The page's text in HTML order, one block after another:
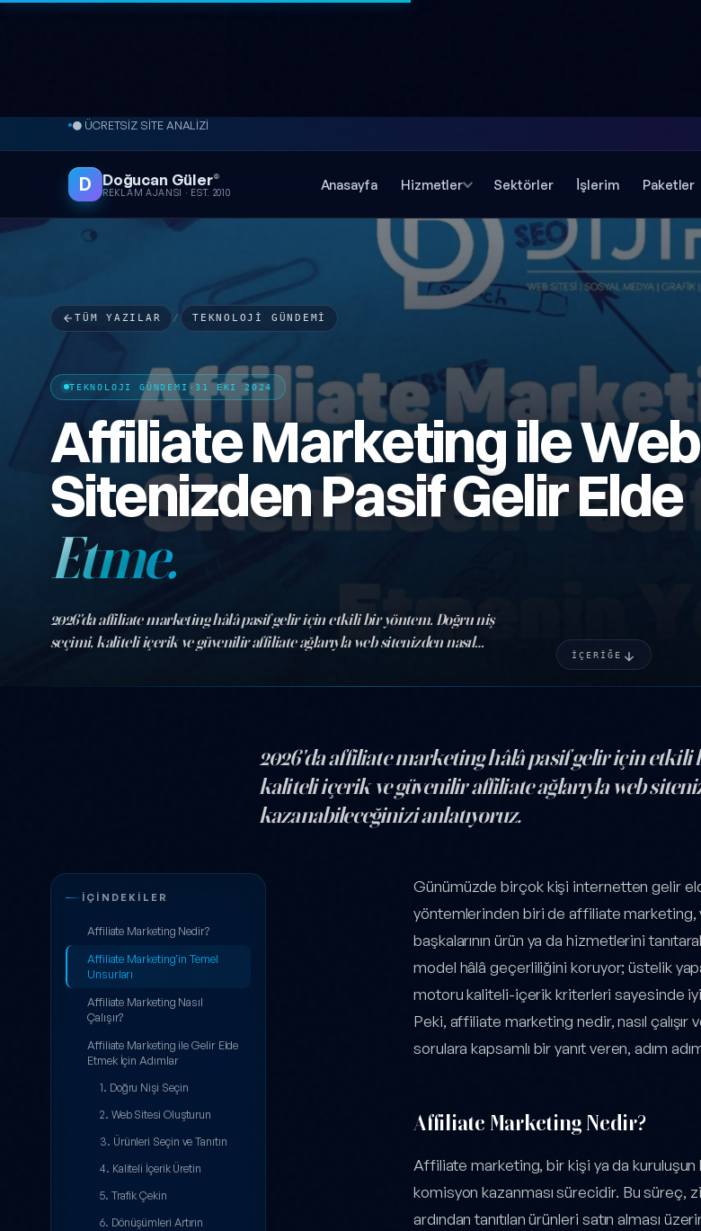
İçeriğe atla● ÜCRETSİZ SİTE ANALİZİ
D Doğucan Güler®
REKLAM AJANSI · EST. 2010
Anasayfa Hizmetler Sektörler İşlerim Paketler
TÜM YAZILAR / TEKNOLOJI GÜNDEMI
TEKNOLOJI GÜNDEMI ·31 EKI 2024
Affiliate Marketing ile Web
Sitenizden Pasif Gelir Elde
Etme.
2026'da affiliate marketing hâlâ pasif gelir için etkili bir yöntem. Doğru niş
seçimi, kaliteli içerik ve güvenilir affiliate ağlarıyla web sitenizden nasıl
İÇERİĞE
2026'da affiliate marketing hâlâ pasif gelir için etkili
kaliteli içerik ve güvenilir affiliate ağlarıyla web
kazanabileceğinizi anlatıyoruz.
İÇINDEKILER
Affiliate Marketing Nedir?
Affiliate Marketing'in Temel
Unsurları
Affiliate Marketing Nasıl
Çalışır?
Affiliate Marketing ile Gelir Elde
Etmek İçin Adımlar
1. Doğru Nişi Seçin
2. Web Sitesi Oluşturun
3. Ürünleri Seçin ve Tanıtın
4. Kaliteli İçerik Üretin
5. Trafik Çekin
6. Dönüşümleri Artırın
Affiliate Marketing ile Web Sitenizden Pasif Gelir Elde Etme —
Günümüzde birçok kişi internetten gelir
yöntemlerinden biri de affiliate marketing,
başkalarının ürün ya da hizmetlerini
model hâlâ geçerliliğini koruyor; üstelik
motoru kaliteli-içerik kriterleri sayesinde iyi
Peki, affiliate marketing nedir, nasıl
sorulara kapsamlı bir yanıt veren, adım
Affiliate Marketing Nedir?
Affiliate marketing, bir kişi ya da kuruluşun
komisyon kazanması sürecidir. Bu süreç,
ardından tanıtılan ürünleri satın alması